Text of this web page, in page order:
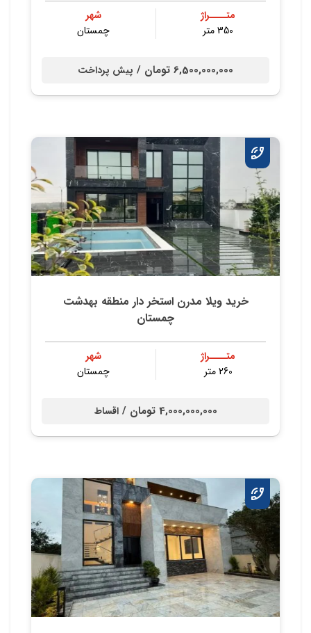
متــــراژ
350 متر
شهر
چمستان
6,500,000,000 تومان / پیش پرداخت
خرید ویلا مدرن استخر دار منطقه بهدشت
چمستان
متــــراژ
260 متر
شهر
چمستان
4,000,000,000 تومان / اقساط